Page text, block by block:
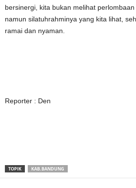
bersinergi, kita bukan melihat perlombaan
namun silatuhrahminya yang kita lihat,
ramai dan nyaman.
Reporter : Den
TOPIK KAB.BANDUNG